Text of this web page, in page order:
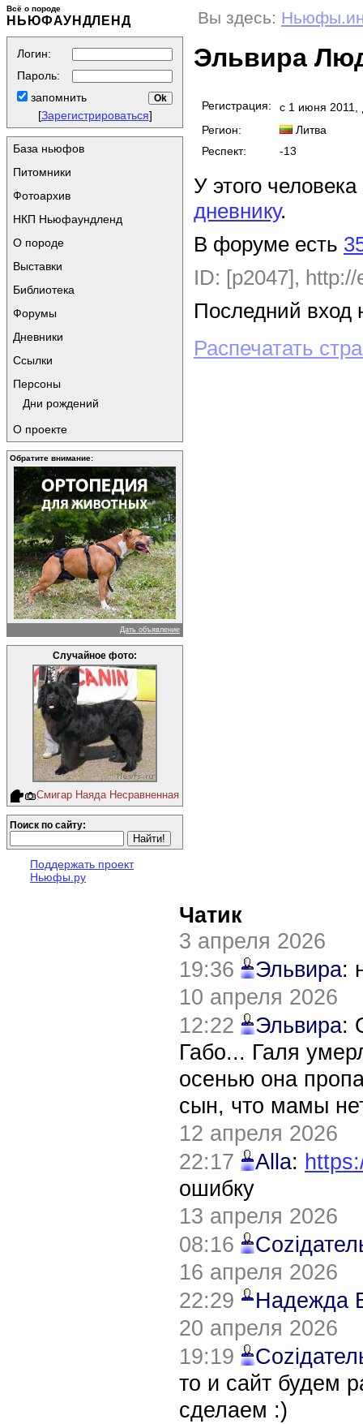
Всё о породе
НЬЮФАУНДЛЕНД
Логин:
Пароль:
запомнить
[Зарегистрироваться]
База ньюфов
Питомники
Фотоархив
НКП Ньюфаундленд
О породе
Выставки
Библиотека
Форумы
Дневники
Ссылки
Персоны
Дни рождений
О проекте
Обратите внимание:
Дать объявление
Случайное фото:
Смигар Наяда Несравненная
Поиск по сайту:
Поддержать проект
Ньюфы.ру
Вы здесь:
Эльвира
Регистрация:
с 1 июня 2011,
Регион:
Литва
Респект:
-13
У этого
дневнику.
В форуме есть
ID: [p2047],
Последний вход
Распечатать
Чатик
3 апреля 2026
19:36
Эльвира:
10 апреля 2026
12:22
Эльвира:
Габо... Галя
осенью она
сын, что мамы
12 апреля 2026
22:17
Alla:
ошибку
13 апреля 2026
08:16
16 апреля 2026
22:29
Надежда
20 апреля 2026
19:19
то и сайт будем
сделаем :)